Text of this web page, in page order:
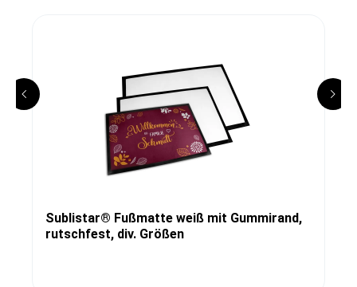
Sublistar® Fußmatte weiß mit Gummirand,
rutschfest, div. Größen